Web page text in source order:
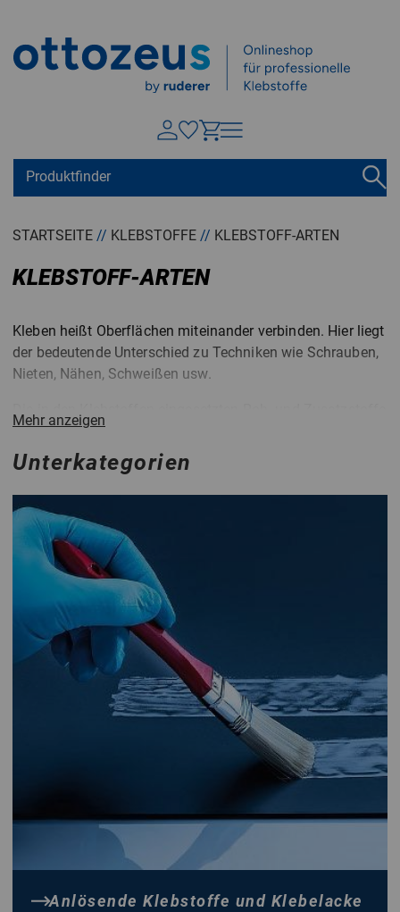
Springen zu
Tastaturkurzbefehle
STARTSEITE // KLEBSTOFFE // KLEBSTOFF-ARTEN
KLEBSTOFF-ARTEN
Kleben heißt Oberflächen miteinander verbinden. Hier liegt
der bedeutende Unterschied zu Techniken wie Schrauben,
Nieten, Nähen, Schweißen usw.
erbringen die jeweiligen unterschiedlichen Kleb-
technischen Eigenschaften. Einzelne Rohstoffgruppen
ergeben zu den Materialarten typische Klebeigenschaften.
Da Klebstoffe immer flüssig oder mindestens pastös sein
müssen, um eine Oberfläche zu benetzen (in Kontakt
kommen), wird dies mit unterschiedlichen Methoden
erreicht. Diese können sein, in Lösemitteln gelöst, in
Wasser dispergiert, geschmolzen werden oder in
getrennten flüssigen Komponenten angeliefert.
Die 2-Komponenten-Klebstoffe (Reaktive Klebstoffe)
werden unmittelbar vor der Verarbeitung dosiert und
homogen vermischt. Die reaktiven 1-Komponenten-
Klebstoffe härten/vernetzen mittels Feuchtigkeit aus der
Werkstoffoberfläche oder Umgebungsluft zum festen
Bei den Lösemittel-basierten Klebstoffen gilt zu
unterscheiden:
Anlösende Produkte, die die zu klebende Oberfläche
anlösen, z. B. bei Kunststoffen, die Lösemittel
Lösungsmittelhaltige Kontaktklebstoffe, diese müssen auf
Mehr anzeigen
Unterkategorien
Anlösende Klebstoffe und Klebelacke